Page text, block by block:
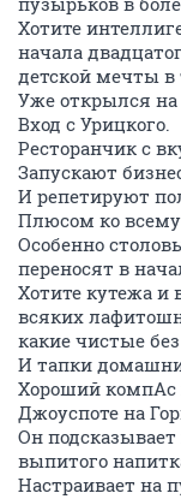
Хотите
начала
детской мечты в
Уже открылся на
Вход с Урицкого.
Ресторанчик с
Запускают
И репетируют
Плюсом ко всему
Особенно
переносят в
Хотите кутежа и
всяких
какие чистые
И тапки
Хороший компАс
Джоуспоте на
Он
выпитого
Настраивает на